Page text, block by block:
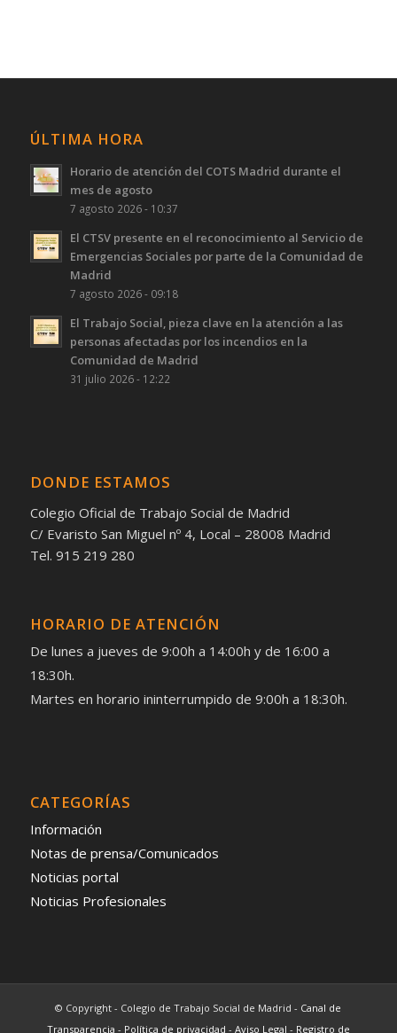
ÚLTIMA HORA
Horario de atención del COTS Madrid durante el
mes de agosto
7 agosto 2026 - 10:37
El CTSV presente en el reconocimiento al Servicio de
Emergencias Sociales por parte de la Comunidad de
Madrid
7 agosto 2026 - 09:18
El Trabajo Social, pieza clave en la atención a las
personas afectadas por los incendios en la
Comunidad de Madrid
31 julio 2026 - 12:22
DONDE ESTAMOS
Colegio Oficial de Trabajo Social de Madrid
C/ Evaristo San Miguel nº 4, Local – 28008 Madrid
Tel. 915 219 280
HORARIO DE ATENCIÓN
De lunes a jueves de 9:00h a 14:00h y de 16:00 a
18:30h.
Martes en horario ininterrumpido de 9:00h a 18:30h.
CATEGORÍAS
Información
Notas de prensa/Comunicados
Noticias portal
Noticias Profesionales
© Copyright - Colegio de Trabajo Social de Madrid - Canal de
Transparencia - Política de privacidad - Aviso Legal - Registro de